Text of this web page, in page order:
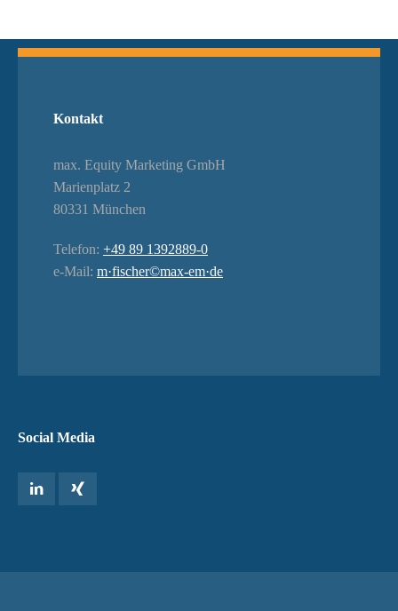
Kontakt
max. Equity Marketing GmbH
Marienplatz 2
80331 München
Telefon: +49 89 1392889-0
e-Mail: m·fischer©max-em·de
Social Media